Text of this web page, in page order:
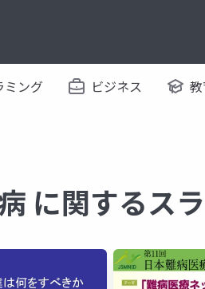
ミング ビジネス
に関するス